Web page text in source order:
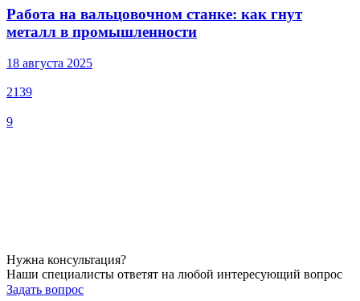
Работа на вальцовочном станке: как гнут
металл в промышленности
18 августа 2025
2139
9
Нужна консультация?
Наши специалисты ответят на любой интересующий вопрос
Задать вопрос